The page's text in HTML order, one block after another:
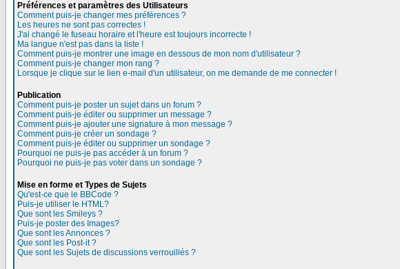
Préférences et paramètres des Utilisateurs
Comment puis-je changer mes préférences ?
Les heures ne sont pas correctes !
J'ai changé le fuseau horaire et l'heure est toujours incorrecte !
Ma langue n'est pas dans la liste !
Comment puis-je montrer une image en dessous de mon nom d'utilisateur ?
Comment puis-je changer mon rang ?
Lorsque je clique sur le lien e-mail d'un utilisateur, on me demande de me connecter !
Publication
Comment puis-je poster un sujet dans un forum ?
Comment puis-je éditer ou supprimer un message ?
Comment puis-je ajouter une signature à mon message ?
Comment puis-je créer un sondage ?
Comment puis-je éditer ou supprimer un sondage ?
Pourquoi ne puis-je pas accéder à un forum ?
Pourquoi ne puis-je pas voter dans un sondage ?
Mise en forme et Types de Sujets
Qu'est-ce que le BBCode ?
Puis-je utiliser le HTML?
Que sont les Smileys ?
Puis-je poster des Images?
Que sont les Annonces ?
Que sont les Post-it ?
Que sont les Sujets de discussions verrouillés ?